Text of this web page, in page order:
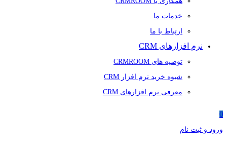
خدمات ما
ارتباط با ما
نرم افزارهای CRM
توصیه های CRMROOM
شیوه خرید نرم افزار CRM
معرفی نرم افزارهای CRM
0
ورود و ثبت نام